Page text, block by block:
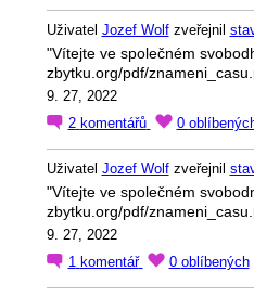
Uživatel Jozef Wolfzveřejnil
"Vítejte ve společném
zbytku.org/pdf/
9. 27, 2022
2 komentářů 0
Uživatel Jozef Wolfzveřejnil
"Vítejte ve společném
zbytku.org/pdf/
9. 27, 2022
1 komentář 0 oblíbených